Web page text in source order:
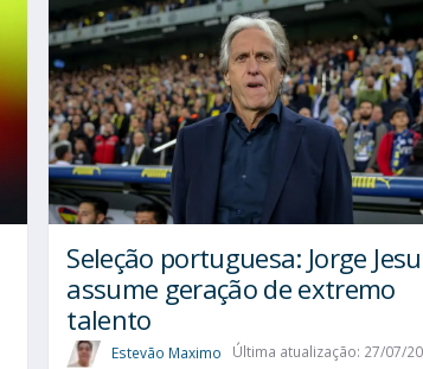
Seleção portuguesa: Jorge
assume geração de extremo
talento
Estevão Maximo Última atualização: 27/07/